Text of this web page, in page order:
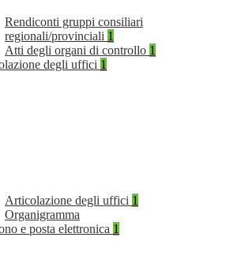
Rendiconti gruppi consiliari
regionali/provinciali 1
Atti degli organi di controllo 1
degli uffici 1
Articolazione degli uffici 1
Organigramma
e posta elettronica 1